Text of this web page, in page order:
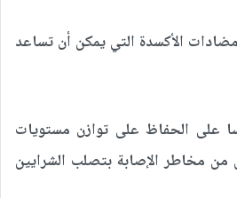
الأكسدة التي يمكن أن تساعد
على الحفاظ على توازن مستويات
من مخاطر الإصابة بتصلب الشرايين